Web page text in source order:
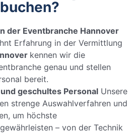
der Eventbranche Hannover
Erfahrung in der Vermittlung
kennen wir die
genau und stellen
bereit.
geschultes Personal Unsere
strenge Auswahlverfahren und
um höchste
– von der Technik